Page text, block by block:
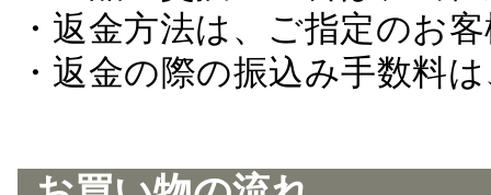
・返金方法は、ご指定のお
・返金の際の振込み手数料